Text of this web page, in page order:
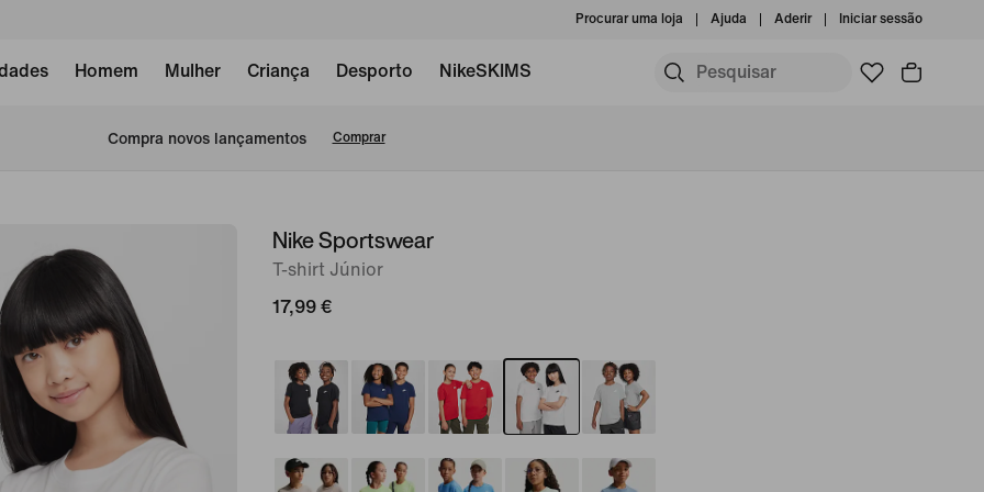
Procurar uma loja Ajuda Aderir Iniciar sessão
Homem Mulher Criança Desporto NikeSKIMS
Compra novos lançamentos Comprar
imagemNike Sportswear
T-shirt Júnior
17,99 €